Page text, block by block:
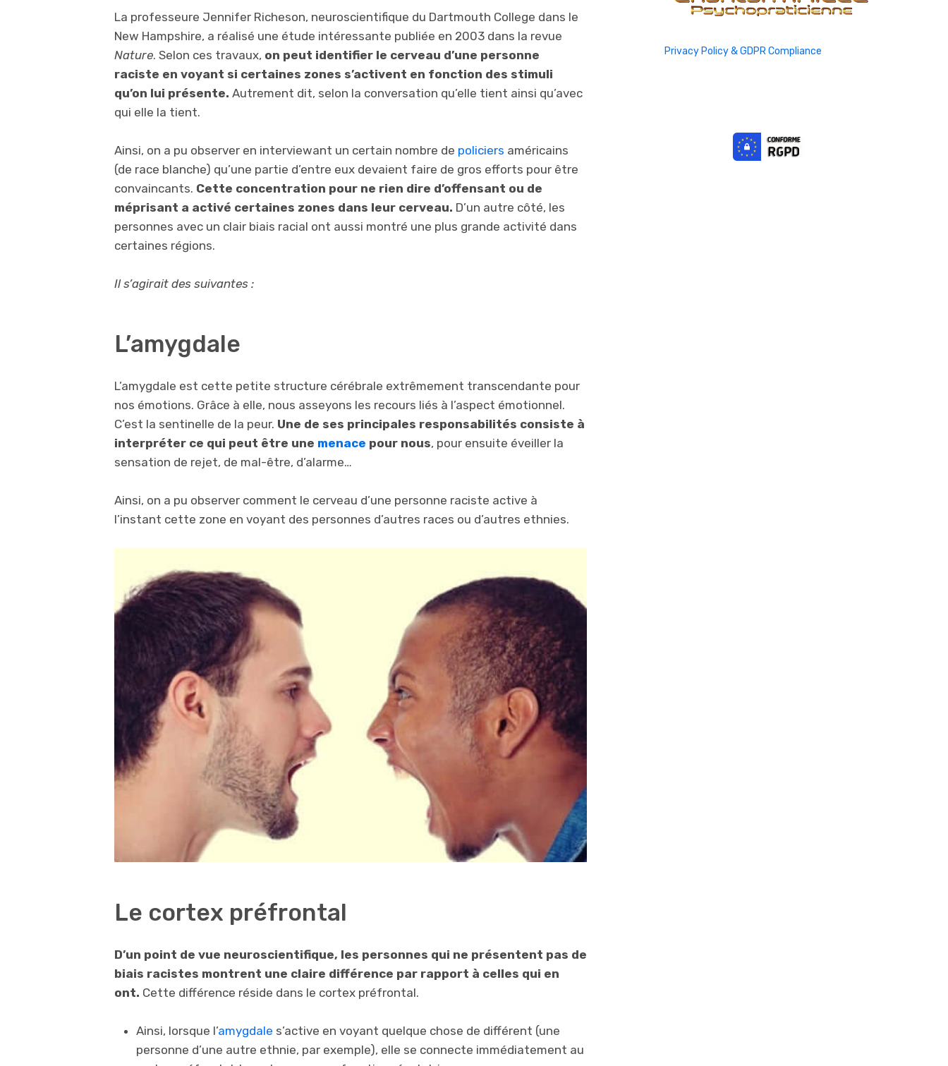
La professeure Jennifer Richeson, neuroscientifique du Dartmouth College dans le
New Hampshire, a réalisé une étude intéressante publiée en 2003 dans la revue
Nature. Selon ces travaux, on peut identifier le cerveau d’une personne
raciste en voyant si certaines zones s’activent en fonction des stimuli
qu’on lui présente. Autrement dit, selon la conversation qu’elle tient ainsi qu’avec
qui elle la tient.
Ainsi, on a pu observer en interviewant un certain nombre de policiers américains
(de race blanche) qu’une partie d’entre eux devaient faire de gros efforts pour être
convaincants. Cette concentration pour ne rien dire d’offensant ou de
méprisant a activé certaines zones dans leur cerveau. D’un autre côté, les
personnes avec un clair biais racial ont aussi montré une plus grande activité dans
certaines régions.
Il s’agirait des suivantes :
L’amygdale
L’amygdale est cette petite structure cérébrale extrêmement transcendante pour
nos émotions. Grâce à elle, nous asseyons les recours liés à l’aspect émotionnel.
C’est la sentinelle de la peur. Une de ses principales responsabilités consiste à
interpréter ce qui peut être une menace pour nous, pour ensuite éveiller la
sensation de rejet, de mal-être, d’alarme…
Ainsi, on a pu observer comment le cerveau d’une personne raciste active à
l’instant cette zone en voyant des personnes d’autres races ou d’autres ethnies.
Le cortex préfrontal
D’un point de vue neuroscientifique, les personnes qui ne présentent pas de
biais racistes montrent une claire différence par rapport à celles qui en
ont. Cette différence réside dans le cortex préfrontal.
Ainsi, lorsque l’amygdale s’active en voyant quelque chose de différent (une
personne d’une autre ethnie, par exemple), elle se connecte immédiatement au
Privacy Policy & GDPR Compliance